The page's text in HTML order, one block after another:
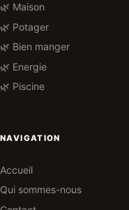
🌿 Maison
🌿 Potager
🌿 Bien manger
🌿 Energie
🌿 Piscine
NAVIGATION
Accueil
Qui sommes-nous